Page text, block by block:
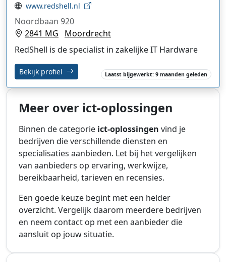
www.redshell.nl
Noordbaan 920
2841 MG
Moordrecht
RedShell is de specialist in zakelijke IT Hardware
Bekijk profiel Laatst bijgewerkt: 9 maanden geleden
Meer over ict-oplossingen
Binnen de categorie ict-oplossingen vind je
bedrijven die verschillende diensten en
specialisaties aanbieden. Let bij het vergelijken
van aanbieders op ervaring, werkwijze,
bereikbaarheid, tarieven en recensies.
Een goede keuze begint met een helder
overzicht. Vergelijk daarom meerdere bedrijven
en neem contact op met een aanbieder die
aansluit op jouw situatie.